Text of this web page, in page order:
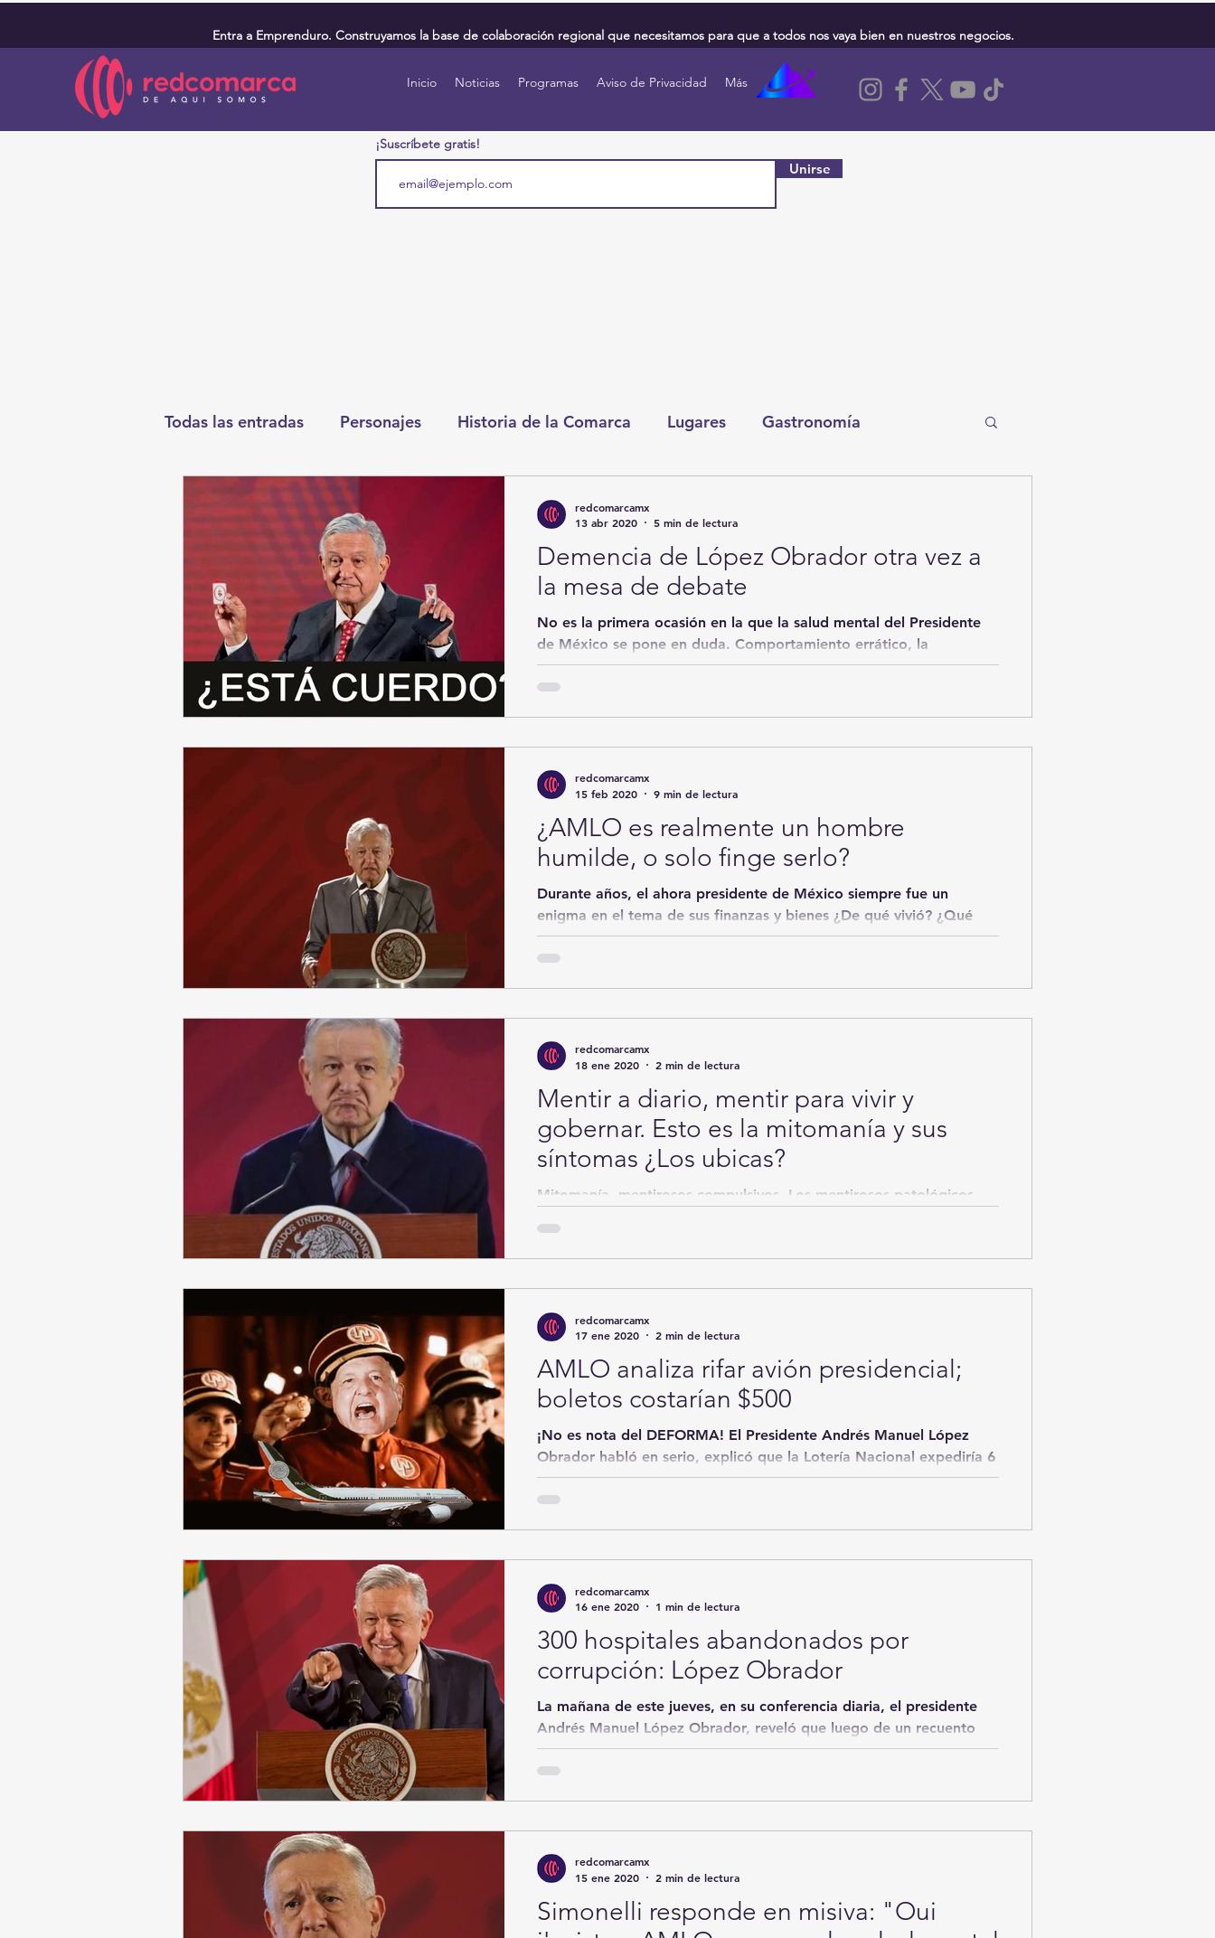
Entra a Emprenduro. Construyamos la base de colaboración regional que necesitamos para que a todos nos vaya bien en nuestros negocios.
Inicio Noticias Programas Aviso de Privacidad Más
¡Suscríbete gratis!
Unirse
Todas las entradas Personajes Historia de la Comarca Lugares Gastronomía
Deportes Salud
Round Cero Columnistas Nacionales Internacionales Tecnología
Chismes Qué Curioso Gómez Palacio Comics Derechairos Fragmentos de la Historia
Durango
Demencia de López Obrador otra vez a
la mesa de debate
No es la primera ocasión en la que la salud mental del Presidente
de México se pone en duda. Comportamiento errático, la
imposibilidad de...
redcomarcamx
13 abr 2020
5 min de lectura
¿AMLO es realmente un hombre
humilde, o solo finge serlo?
Durante años, el ahora presidente de México siempre fue un
enigma en el tema de sus finanzas y bienes ¿De qué vivió? ¿Qué
actividad le...
redcomarcamx
15 feb 2020
9 min de lectura
Mentir a diario, mentir para vivir y
gobernar. Esto es la mitomanía y sus
síntomas ¿Los ubicas?
Mitomanía, mentirosos compulsivos. Los mentirosos patológicos
incluso...
redcomarcamx
18 ene 2020
2 min de lectura
AMLO analiza rifar avión presidencial;
boletos costarían $500
¡No es nota del DEFORMA! El Presidente Andrés Manuel López
Obrador habló en serio, explicó que la Lotería Nacional expediría 6
millones...
redcomarcamx
17 ene 2020
2 min de lectura
300 hospitales abandonados por
corrupción: López Obrador
La mañana de este jueves, en su conferencia diaria, el presidente
Andrés Manuel López Obrador, reveló que luego de un recuento
hay 300...
redcomarcamx
16 ene 2020
1 min de lectura
Simonelli responde en misiva: "Oui
redcomarcamx
15 ene 2020
2 min de lectura